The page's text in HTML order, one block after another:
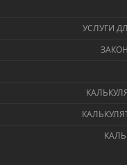
УСЛУГИ